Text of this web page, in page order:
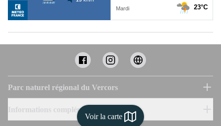
Voir la carte
Parc naturel régional du Vercors
Informations complémentaires